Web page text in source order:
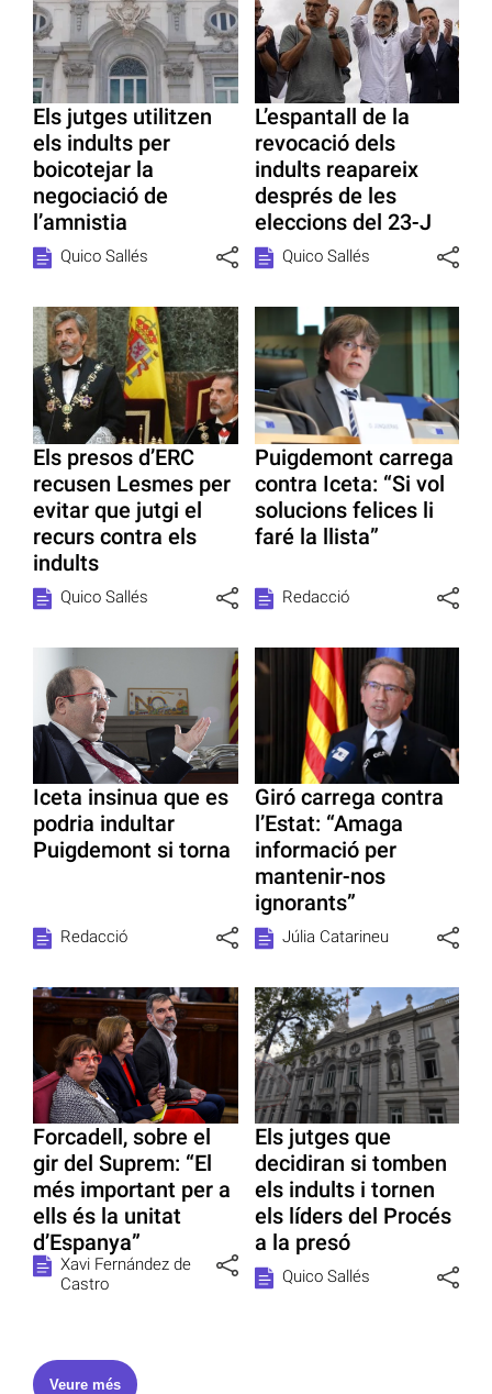
Els jutges utilitzen
els indults per
boicotejar la
negociació de
l’amnistia
Quico Sallés
L’espantall de la
revocació dels
indults reapareix
després de les
eleccions del 23-J
Quico Sallés
Els presos d’ERC
recusen Lesmes per
evitar que jutgi el
recurs contra els
indults
Quico Sallés
Puigdemont carrega
contra Iceta: “Si vol
solucions felices li
faré la llista”
Redacció
Iceta insinua que es
podria indultar
Puigdemont si torna
Redacció
Giró carrega contra
l’Estat: “Amaga
informació per
mantenir-nos
ignorants”
Júlia Catarineu
Forcadell, sobre el
gir del Suprem: “El
més important per a
ells és la unitat
d’Espanya”
Xavi Fernández de
Castro
Els jutges que
decidiran si tomben
els indults i tornen
els líders del Procés
a la presó
Quico Sallés
Veure més